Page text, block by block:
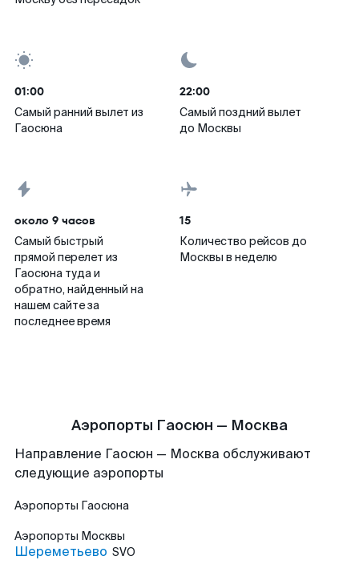
01:00
Самый ранний вылет из
Гаосюна
22:00
Самый поздний вылет
до Москвы
около 9 часов
Самый быстрый
прямой перелет из
Гаосюна туда и
обратно, найденный на
нашем сайте за
последнее время
15
Количество рейсов до
Москвы в неделю
Аэропорты Гаосюн — Москва
Направление Гаосюн — Москва обслуживают
следующие аэропорты
Аэропорты Гаосюна
Аэропорты Москвы
Шереметьево SVO